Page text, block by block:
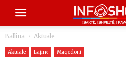
Ballina Aktuale
Aktuale Lajme Maqedoni